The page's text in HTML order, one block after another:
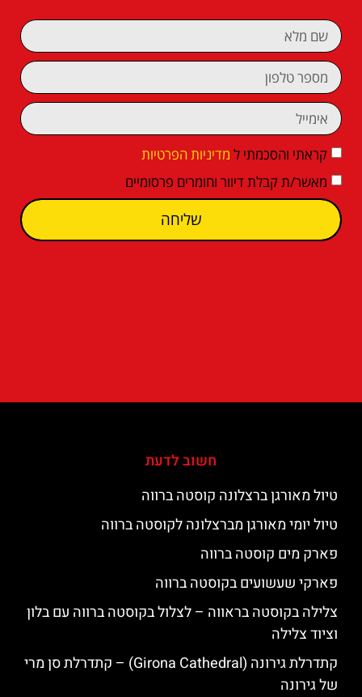
קראתי והסכמתי ל מדיניות הפרטיות
מאשר/ת קבלת דיוור וחומרים פרסומיים
שליחה
חשוב לדעת
טיול מאורגן ברצלונה קוסטה ברווה
טיול יומי מאורגן מברצלונה לקוסטה ברווה
פארק מים קוסטה ברווה
פארקי שעשועים בקוסטה ברווה
צלילה בקוסטה בראווה – לצלול בקוסטה ברווה עם בלון
וציוד צלילה
קתדרלת גירונה (Girona Cathedral) – קתדרלת סן מרי
של גירונה